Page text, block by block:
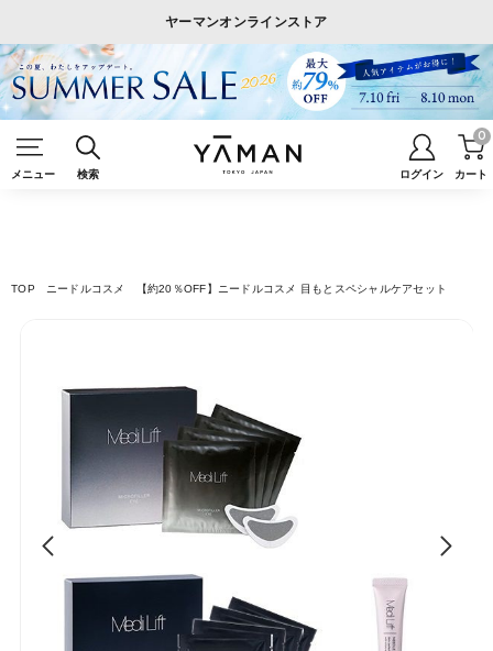
ヤーマンオンラインストア
メニュー 検索 ログイン カート
0
TOP ニードルコスメ 【約20％OFF】ニードルコスメ 目もとスペシャルケアセット